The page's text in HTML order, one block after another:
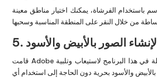
باستخدام الفرشاة، يمكنك اختيار مناطق معينة
لإنشاء الصور بالأبيض والأسود
قامت Adobe بتضمين قدرة مستقلة في هذا البرنامج لاستيعاب وتلبية
والأسود بحرية دون الحاجة إلى استخدام أي